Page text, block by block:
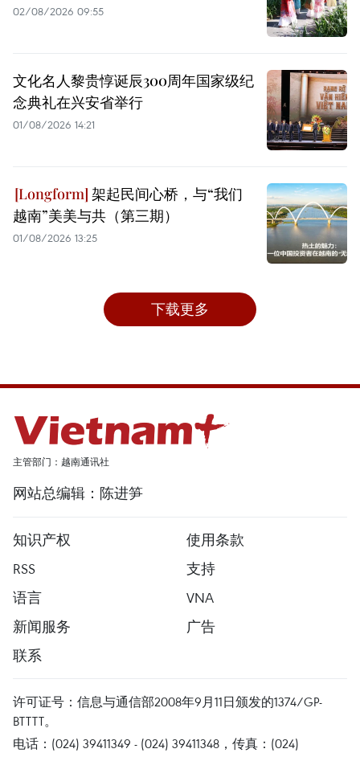
02/08/2026 09:55
文化名人黎贵惇诞辰300周年国家级纪
念典礼在兴安省举行
01/08/2026 14:21
架起民间心桥，与“我们
越南”美美与共（第三期）
01/08/2026 13:25
下载更多
主管部门：越南通讯社
网站总编辑：陈进笋
知识产权
使用条款
RSS
支持
语言
VNA
新闻服务
广告
联系
许可证号：信息与通信部2008年9月11日颁发的1374/GP-
BTTTT。
电话：(024) 39411349 - (024) 39411348，传真：(024)